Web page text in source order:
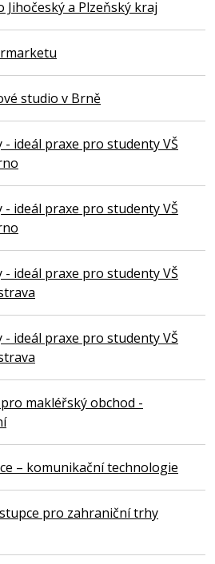
a Plzeňský kraj
studio v Brně
- ideál praxe pro studenty VŠ
- ideál praxe pro studenty VŠ
- ideál praxe pro studenty VŠ
- ideál praxe pro studenty VŠ
makléřský obchod -
– komunikační technologie
pro zahraniční trhy